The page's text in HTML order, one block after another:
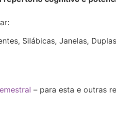
Silábicas, Janelas,
– para esta e outras